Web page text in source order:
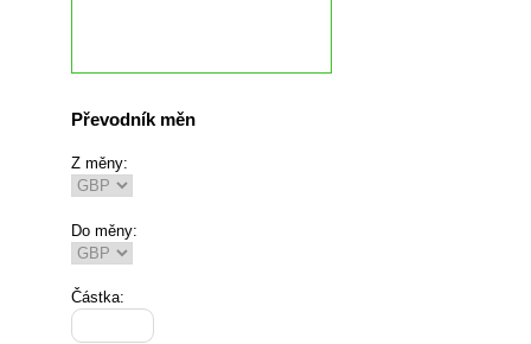
Převodník měn
Z měny:
Do měny:
Částka: